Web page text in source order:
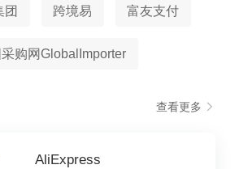
团 跨境易 富友支付
购网GlobalImporter
查看更多
AliExpress